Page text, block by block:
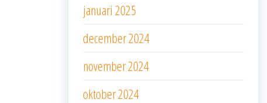
januari 2025
december 2024
november 2024
oktober 2024